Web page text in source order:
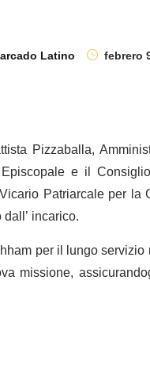
Latino febrero
Pizzaballa,
e il
Patriarcale per
incarico.
per il lungo
missione,